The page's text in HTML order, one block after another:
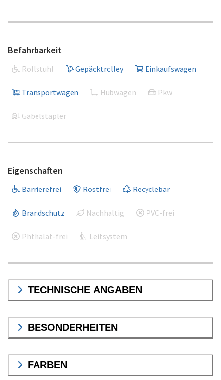
Befahrbarkeit
Rollstuhl Gepäcktrolley Einkaufswagen
Transportwagen Hubwagen Pkw
Gabelstapler
Eigenschaften
Barrierefrei Rostfrei Recyclebar
Brandschutz Nachhaltig PVC-frei
Phthalat-frei Leitsystem
TECHNISCHE ANGABEN
BESONDERHEITEN
FARBEN